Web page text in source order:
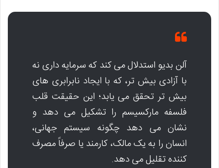
آلن بدیو استدلال می کند که سرمایه داری نه
با آزادی بیش تر، که با ایجاد نابرابری های
بیش تر تحقق می یابد؛ این حقیقت قلب
فلسفه مارکسیسم را تشکیل می دهد و
نشان می دهد چگونه سیستم جهانی،
انسان را به یک مالک، کارمند یا صرفاً مصرف
کننده تقلیل می دهد.